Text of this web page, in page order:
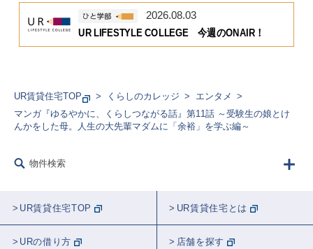
2026.08.03
UR LIFESTYLE COLLEGE 今週のONAIR！
UR賃貸住宅TOP くらしのカレッジ
エンタメ
マンガ『ゆるやかに、くらしつながる話』第11話 ～受験生の娘とけ
んかをした母。人生の大先輩マダムに「余裕」を学ぶ編～
物件検索
UR賃貸住宅TOP UR賃貸住宅とは
URの借り方 店舗を探す